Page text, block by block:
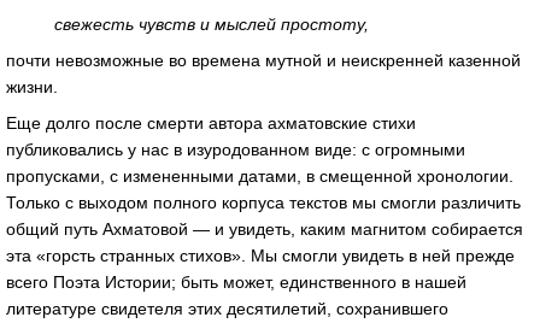
свежесть чувств и мыслей простоту,
почти невозможные во времена мутной и неискренней казенной
жизни.
Еще долго после смерти автора ахматовские стихи
публиковались у нас в изуродованном виде: с огромными
пропусками, с измененными датами, в смещенной хронологии.
Только с выходом полного корпуса текстов мы смогли различить
общий путь Ахматовой — и увидеть, каким магнитом собирается
эта «горсть странных стихов». Мы смогли увидеть в ней прежде
всего Поэта Истории; быть может, единственного в нашей
литературе свидетеля этих десятилетий, сохранившего